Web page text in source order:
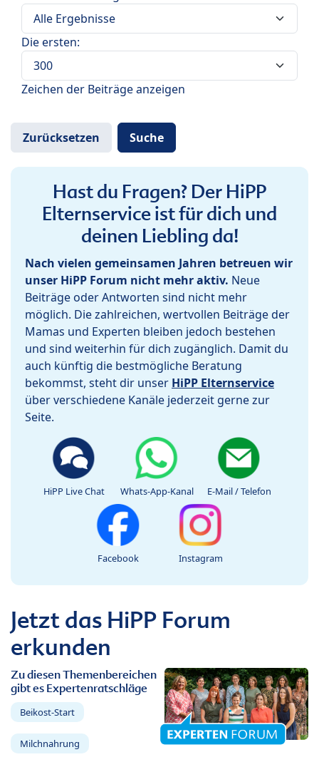
Die ersten:
Zeichen der Beiträge anzeigen
Hast du Fragen? Der HiPP
Elternservice ist für dich und
deinen Liebling da!
Nach vielen gemeinsamen Jahren betreuen wir
unser HiPP Forum nicht mehr aktiv. Neue
Beiträge oder Antworten sind nicht mehr
möglich. Die zahlreichen, wertvollen Beiträge der
Mamas und Experten bleiben jedoch bestehen
und sind weiterhin für dich zugänglich. Damit du
auch künftig die bestmögliche Beratung
bekommst, steht dir unser HiPP Elternservice
über verschiedene Kanäle jederzeit gerne zur
Seite.
HiPP Live Chat Whats-App-Kanal E-Mail / Telefon
Facebook Instagram
Jetzt das HiPP Forum
erkunden
Zu diesen Themenbereichen
gibt es Expertenratschläge
Beikost-Start
Milchnahrung